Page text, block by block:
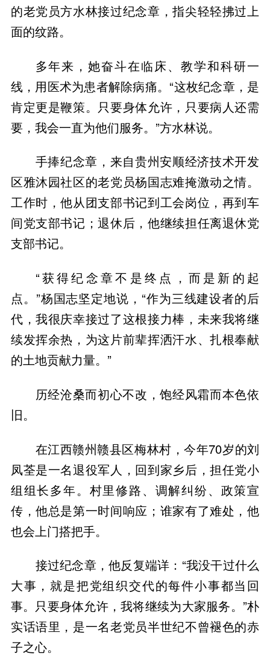
的老党员方水林接过纪念章，指尖轻轻拂过上
面的纹路。
多年来，她奋斗在临床、教学和科研一
线，用医术为患者解除病痛。“这枚纪念章，是
肯定更是鞭策。只要身体允许，只要病人还需
要，我会一直为他们服务。”方水林说。
手捧纪念章，来自贵州安顺经济技术开发
区雅沐园社区的老党员杨国志难掩激动之情。
工作时，他从团支部书记到工会岗位，再到车
间党支部书记；退休后，他继续担任离退休党
支部书记。
“获得纪念章不是终点，而是新的起
点。”杨国志坚定地说，“作为三线建设者的后
代，我很庆幸接过了这根接力棒，未来我将继
续发挥余热，为这片前辈挥洒汗水、扎根奉献
的土地贡献力量。”
历经沧桑而初心不改，饱经风霜而本色依
旧。
在江西赣州赣县区梅林村，今年70岁的刘
凤荃是一名退役军人，回到家乡后，担任党小
组组长多年。村里修路、调解纠纷、政策宣
传，他总是第一时间响应；谁家有了难处，他
也会上门搭把手。
接过纪念章，他反复端详：“我没干过什么
大事，就是把党组织交代的每件小事都当回
事。只要身体允许，我将继续为大家服务。”朴
实话语里，是一名老党员半世纪不曾褪色的赤
子之心。